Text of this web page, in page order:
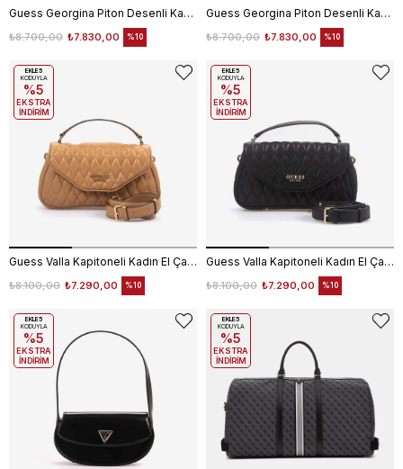
Guess Georgina Piton Desenli Kadın El Çantası HWKB9499060
₺7.830,00
₺8.700,00 %10
Guess Georgina Piton Desenli Kadın El Çantası HWKB9499060
₺7.830,00
₺8.700,00 %10
Guess Valla Kapitoneli Kadın El Çantası HWQG8122200
₺7.290,00
₺8.100,00 %10
EKLE5
KODUYLA
%5
EKSTRA
İNDİRİM
Guess Valla Kapitoneli Kadın El Çantası HWQG8122200
₺7.290,00
₺8.100,00 %10
EKLE5
KODUYLA
%5
EKSTRA
İNDİRİM
EKLE5
KODUYLA
%5
EKSTRA
İNDİRİM
EKLE5
KODUYLA
%5
EKSTRA
İNDİRİM